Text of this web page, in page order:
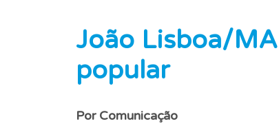
João Lisboa/
popular
Por Comunicação